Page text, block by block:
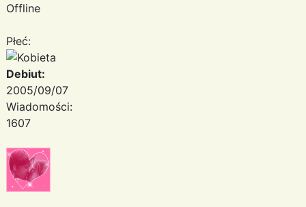
Offline
Płeć:
Debiut:
2005/09/07
Wiadomości:
1607